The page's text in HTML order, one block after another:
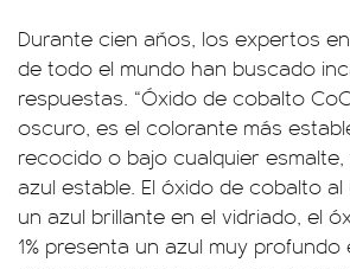
Durante cien años, los expertos
de todo el mundo han buscado
respuestas. “Óxido de cobalto
oscuro, es el colorante más
recocido o bajo cualquier
azul estable. El óxido de cobalto al
un azul brillante en el vidriado, el
1% presenta un azul muy